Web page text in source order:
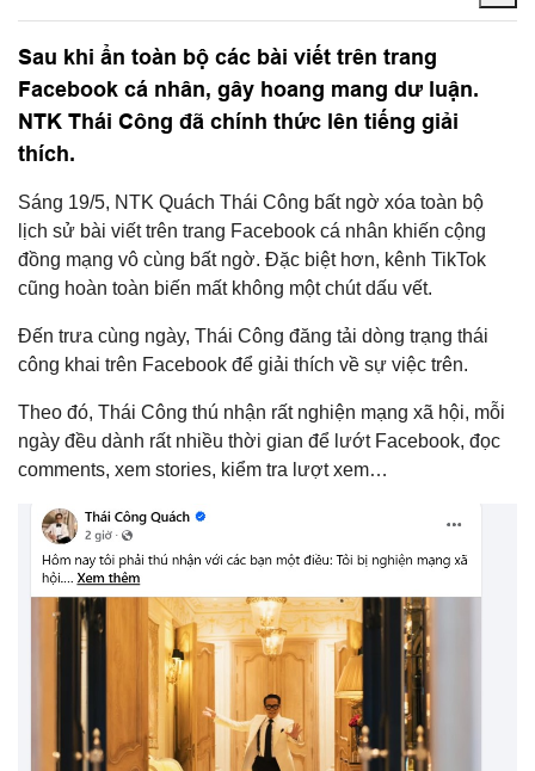
Sau khi ẩn toàn bộ các bài viết trên trang
Facebook cá nhân, gây hoang mang dư luận.
NTK Thái Công đã chính thức lên tiếng giải
thích.
Sáng 19/5, NTK Quách Thái Công bất ngờ xóa toàn bộ
lịch sử bài viết trên trang Facebook cá nhân khiến cộng
đồng mạng vô cùng bất ngờ. Đặc biệt hơn, kênh TikTok
cũng hoàn toàn biến mất không một chút dấu vết.
Đến trưa cùng ngày, Thái Công đăng tải dòng trạng thái
công khai trên Facebook để giải thích về sự việc trên.
Theo đó, Thái Công thú nhận rất nghiện mạng xã hội, mỗi
ngày đều dành rất nhiều thời gian để lướt Facebook, đọc
comments, xem stories, kiểm tra lượt xem…